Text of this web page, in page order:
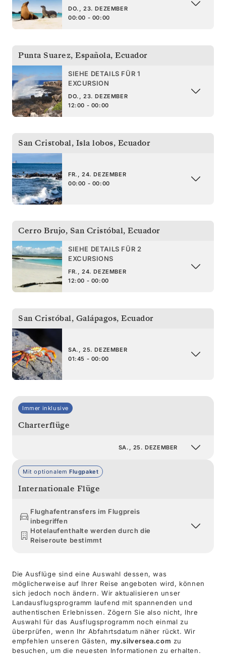
DO., 23. DEZEMBER
00:00 - 00:00
Punta Suarez, Española, Ecuador
SIEHE DETAILS FÜR 1
EXCURSION
DO., 23. DEZEMBER
12:00 - 00:00
San Cristobal, Isla lobos, Ecuador
FR., 24. DEZEMBER
00:00 - 00:00
Cerro Brujo, San Cristóbal, Ecuador
SIEHE DETAILS FÜR 2
EXCURSIONS
FR., 24. DEZEMBER
12:00 - 00:00
San Cristóbal, Galápagos, Ecuador
SA., 25. DEZEMBER
01:45 - 00:00
Immer inklusive
Charterflüge
SA., 25. DEZEMBER
Mit optionalem Flugpaket
Internationale Flüge
Flughafentransfers im Flugpreis
inbegriffen
Hotelaufenthalte werden durch die
Reiseroute bestimmt
Die Ausflüge sind eine Auswahl dessen, was
möglicherweise auf Ihrer Reise angeboten wird, können
sich jedoch noch ändern. Wir aktualisieren unser
Landausflugsprogramm laufend mit spannenden und
authentischen Erlebnissen. Zögern Sie also nicht, Ihre
Auswahl für das Ausflugsprogramm noch einmal zu
überprüfen, wenn Ihr Abfahrtsdatum näher rückt. Wir
empfehlen unseren Gästen, my.silversea.com zu
besuchen, um die neuesten Informationen zu erhalten.